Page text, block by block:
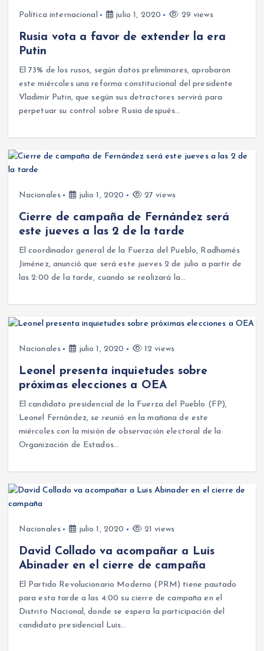
Política internacional julio 1, 2020 29 views
Rusia vota a favor de extender la era
Putin
El 73% de los rusos, según datos preliminares, aprobaron
este miércoles una reforma constitucional del presidente
Vladimir Putin, que según sus detractores servirá para
perpetuar su control sobre Rusia después…
Nacionales julio 1, 2020 27 views
Cierre de campaña de Fernández será
este jueves a las 2 de la tarde
El coordinador general de la Fuerza del Pueblo, Radhamés
Jiménez, anunció que será este jueves 2 de julio a partir de
las 2:00 de la tarde, cuando se realizará la…
Nacionales julio 1, 2020 12 views
Leonel presenta inquietudes sobre
próximas elecciones a OEA
El candidato presidencial de la Fuerza del Pueblo (FP),
Leonel Fernández, se reunió en la mañana de este
miércoles con la misión de observación electoral de la
Organización de Estados…
Nacionales julio 1, 2020 21 views
David Collado va acompañar a Luis
Abinader en el cierre de campaña
El Partido Revolucionario Moderno (PRM) tiene pautado
para esta tarde a las 4:00 su cierre de campaña en el
Distrito Nacional, donde se espera la participación del
candidato presidencial Luis…